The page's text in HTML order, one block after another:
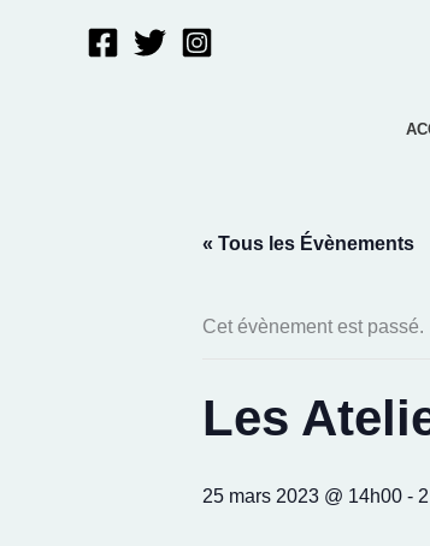
« Tous les Évènements
Cet évènement est passé.
Les
25 mars 2023 @ 14h00 -